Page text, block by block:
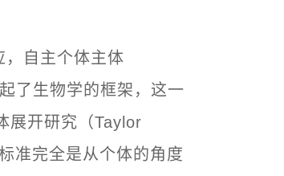
，自主个体主体
了生物学的框架，这一
展开研究（Taylor
准完全是从个体的角度